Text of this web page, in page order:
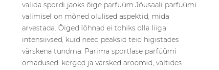
valida spordi jaoks õige parfüüm Jõusaali parfüümi
valimisel on mõned olulised aspektid, mida
arvestada. Õiged lõhnad ei tohiks olla liiga
intensiivsed, kuid need peaksid teid higistades
värskena tundma. Parima sportlase parfüümi
omadused: kerged ja värsked aroomid, vältides